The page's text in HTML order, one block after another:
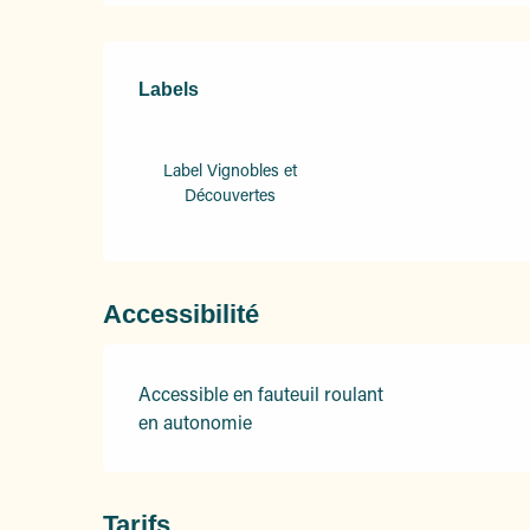
Offres de
Labels
Labels
Label Vignobles et
Découvertes
Accessibilité
Accessible en fauteuil roulant
en autonomie